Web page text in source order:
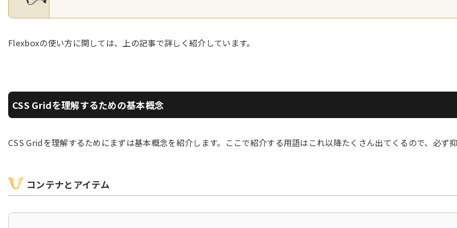
Flexboxの使い方に関しては、上の記事で詳しく紹介しています。
CSS Gridを理解するための基本概念
CSS Gridを理解するためにまずは基本概念を紹介します。ここで紹介する用語はこれ以降たくさん出てくるので、必ず抑
コンテナとアイテム